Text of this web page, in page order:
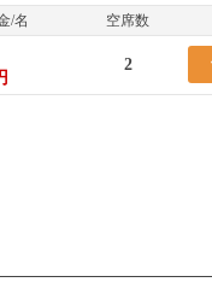
/名 空席数
2